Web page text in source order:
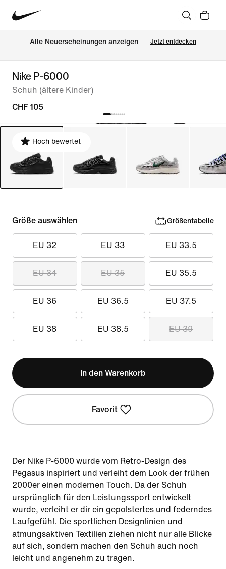
Alle Neuerscheinungen anzeigen Jetzt entdecken
Nike P-6000
Schuh (ältere Kinder)
CHF 105
Hoch bewertet
Größe auswählen Größentabelle
EU 32 EU 33 EU 33.5
EU 34 EU 35 EU 35.5
EU 36 EU 36.5 EU 37.5
EU 38 EU 38.5 EU 39
In den Warenkorb
Favorit
Der Nike P-6000 wurde vom Retro-Design des
Pegasus inspiriert und verleiht dem Look der frühen
2000er einen modernen Touch. Da der Schuh
ursprünglich für den Leistungssport entwickelt
wurde, verleiht er dir ein gepolstertes und federndes
Laufgefühl. Die sportlichen Designlinien und
atmungsaktiven Textilien ziehen nicht nur alle Blicke
auf sich, sondern machen den Schuh auch noch
leicht und angenehm zu tragen.